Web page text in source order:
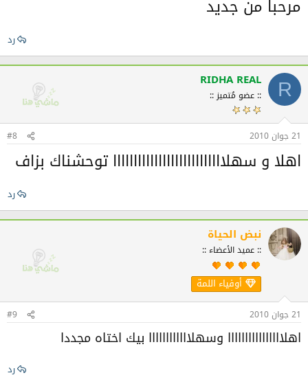
مرحبا من جديد
رد
R
RIDHA REAL
:: عضو مُتميز ::
21 جوان 2010 #8
اهلا و سهلااااااااااااااااااااااااااا توحشناك بزاف
رد
نبض الحياة
:: عميد الأعضاء ::
أوفياء اللمة
21 جوان 2010 #9
اهلاااااااااااااااا وسهلاااااااااااا بيك اختاه مجددا
رد